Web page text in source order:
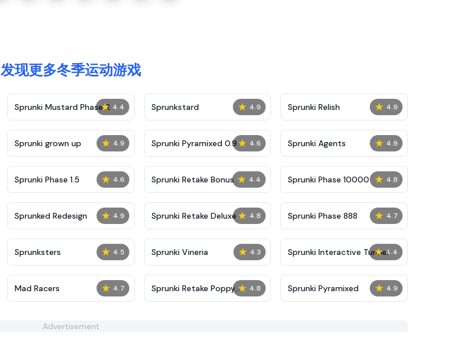
发现更多冬季运动游戏
★ 4.4
Sprunki Mustard Phase 2 ★ 4.9
Sprunkstard ★ 4.9
Sprunki Relish
★ 4.9
Sprunki grown up ★ 4.6
Sprunki Pyramixed 0.9 ★ 4.9
Sprunki Agents
★ 4.6
Sprunki Phase 1.5 ★ 4.4
Sprunki Retake Bonus ★ 4.8
Sprunki Phase 10000
★ 4.9
Sprunked Redesign ★ 4.8
Sprunki Retake Deluxe ★ 4.7
Sprunki Phase 888
★ 4.5
Sprunksters ★ 4.3
Sprunki Vineria ★ 4.4
Sprunki Interactive Tunner
★ 4.7
Mad Racers ★ 4.8
Sprunki Retake Poppy
Playtime 4
★ 4.9
Sprunki Pyramixed
Advertisement